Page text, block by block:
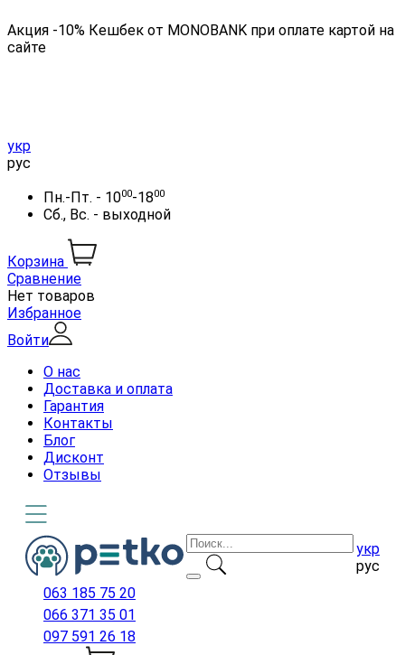
Акция -10% Кешбек от MONOBANK при оплате картой на
сайте
укр
рус
Пн.-Пт. - 1000-1800
Сб., Вс. - выходной
Корзина
Сравнение
Нет товаров
Избранное
Войти
О нас
Доставка и оплата
Гарантия
Контакты
Блог
Дисконт
Отзывы
укр
рус
063 185 75 20
066 371 35 01
097 591 26 18